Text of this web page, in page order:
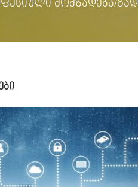
მომზადება/